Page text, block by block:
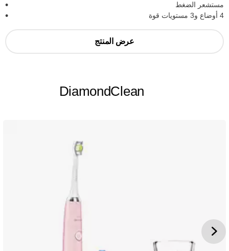
مستشعر الضغط
4 أوضاع و3 مستويات قوة
عرض المنتج
DiamondClean